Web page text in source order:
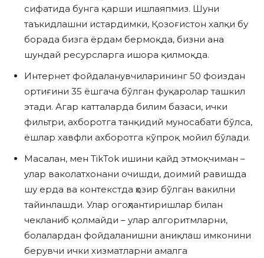
сифатида бунга қарши ишлаяпмиз. Шуни
таъкидлашни истардимки, Қозоғистон халқи бу
борада бизга ёрдам бермоқда, бизни ана
шундай ресурсларга ишора қилмоқда.
Интернет фойдаланувчиларининг 50 фоиздан
ортиғини 35 ёшгача бўлган фуқаролар ташкил
этади. Агар катталарда билим базаси, ички
фильтри, ахборотга танқидий муносабати бўлса,
ёшлар хавфли ахборотга кўпроқ мойил бўлади.
Масалан, мен TikTok ишини қайд этмоқчиман –
улар ваколатхонани очишди, доимий равишда
шу ерда ва контекстда ҳозир бўлган вакилни
тайинлашди. Улар огоҳлантиришлар билан
чекланиб қолмайди – улар алгоритмларни,
болалардан фойдаланишни аниқлаш имконини
берувчи ички хизматларни амалга